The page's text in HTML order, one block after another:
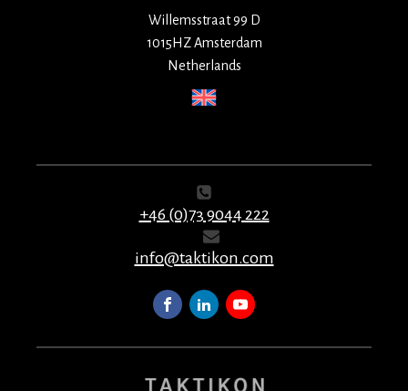
Willemsstraat 99 D
1015HZ Amsterdam
Netherlands
+46 (0)73 9044 222
info@taktikon.com